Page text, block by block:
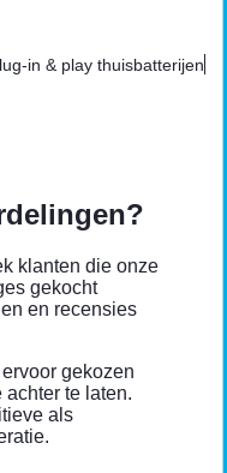
in & play thuisbatterijen
klanten die onze
gekocht
en recensies
gekozen
te laten.
als